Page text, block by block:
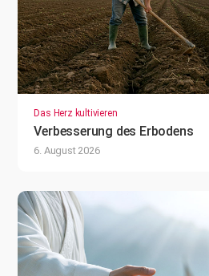
Das Herz kultivieren
Verbesserung des Erbodens
6. August 2026